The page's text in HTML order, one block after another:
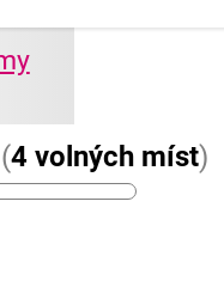
4 volných míst)